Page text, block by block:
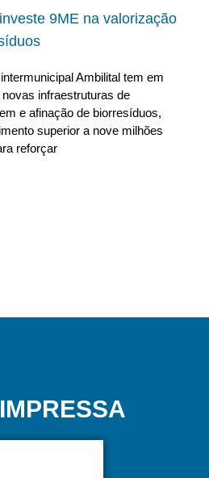
9ME na valorização
Ambilital tem em
infraestruturas de
e afinação de biorresíduos,
superior a nove milhões
reforçar